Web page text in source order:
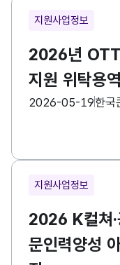
지원사업정보
2026년
지원 위탁용
등록일
2026-05-19수집기관
한국
지원사업정보
2026 K컬쳐
문인력양성